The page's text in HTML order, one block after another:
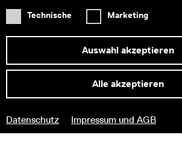
Technische Marketing
Auswahl akzeptieren
Alle akzeptieren
Datenschutz Impressum und AGB
barrierefreien Besuch